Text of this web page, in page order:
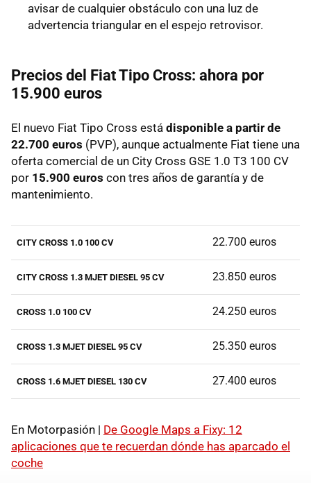
avisar de cualquier obstáculo con una luz de
advertencia triangular en el espejo retrovisor.
Precios del Fiat Tipo Cross: ahora por
15.900 euros
El nuevo Fiat Tipo Cross está disponible a partir de
22.700 euros (PVP), aunque actualmente Fiat tiene una
oferta comercial de un City Cross GSE 1.0 T3 100 CV
por 15.900 euros con tres años de garantía y de
mantenimiento.
CITY CROSS 1.0 100 CV 22.700 euros
CITY CROSS 1.3 MJET DIESEL 95 CV 23.850 euros
CROSS 1.0 100 CV 24.250 euros
CROSS 1.3 MJET DIESEL 95 CV 25.350 euros
CROSS 1.6 MJET DIESEL 130 CV 27.400 euros
En Motorpasión | De Google Maps a Fixy: 12
aplicaciones que te recuerdan dónde has aparcado el
coche